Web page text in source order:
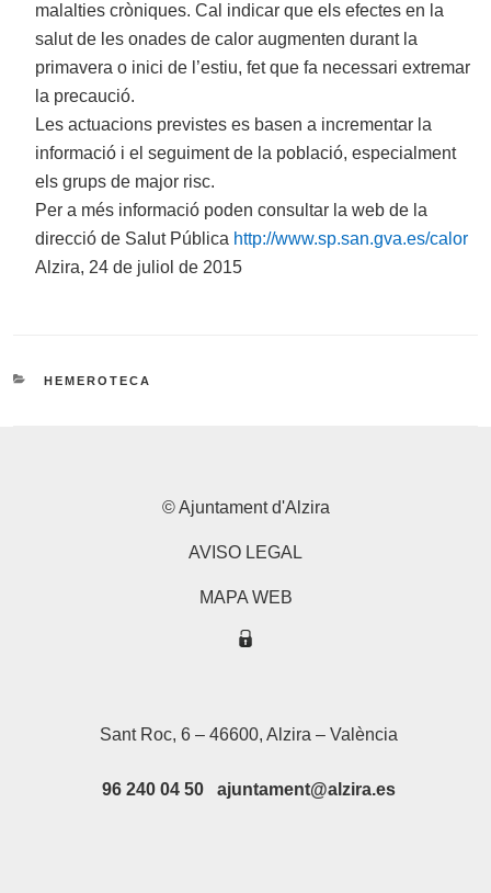
malalties cròniques. Cal indicar que els efectes en la
salut de les onades de calor augmenten durant la
primavera o inici de l’estiu, fet que fa necessari extremar
la precaució.
Les actuacions previstes es basen a incrementar la
informació i el seguiment de la població, especialment
els grups de major risc.
Per a més informació poden consultar la web de la
direcció de Salut Pública http://www.sp.san.gva.es/calor
Alzira, 24 de juliol de 2015
CATEGORIES
HEMEROTECA
© Ajuntament d'Alzira
AVISO LEGAL
MAPA WEB
Sant Roc, 6 – 46600, Alzira – València
96 240 04 50 ajuntament@alzira.es